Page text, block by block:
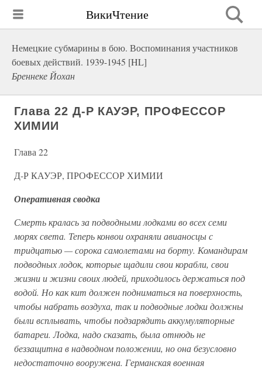
ВикиЧтение
Немецкие субмарины в бою. Воспоминания участников
боевых действий. 1939-1945 [HL]
Бреннеке Йохан
Глава 22 Д-Р КАУЭР, ПРОФЕССОР
ХИМИИ
Глава 22
Д-Р КАУЭР, ПРОФЕССОР ХИМИИ
Оперативная сводка
Смерть кралась за подводными лодками во всех семи
морях света. Теперь конвои охраняли авианосцы с
тридцатью — сорока самолетами на борту. Командирам
подводных лодок, которые щадили свои корабли, свои
жизни и жизни своих людей, приходилось держаться под
водой. Но как кит должен подниматься на поверхность,
чтобы набрать воздуха, так и подводные лодки должны
были всплывать, чтобы подзарядить аккумуляторные
батареи. Лодка, надо сказать, была отнюдь не
беззащитна в надводном положении, но она безусловно
недостаточно вооружена. Германская военная